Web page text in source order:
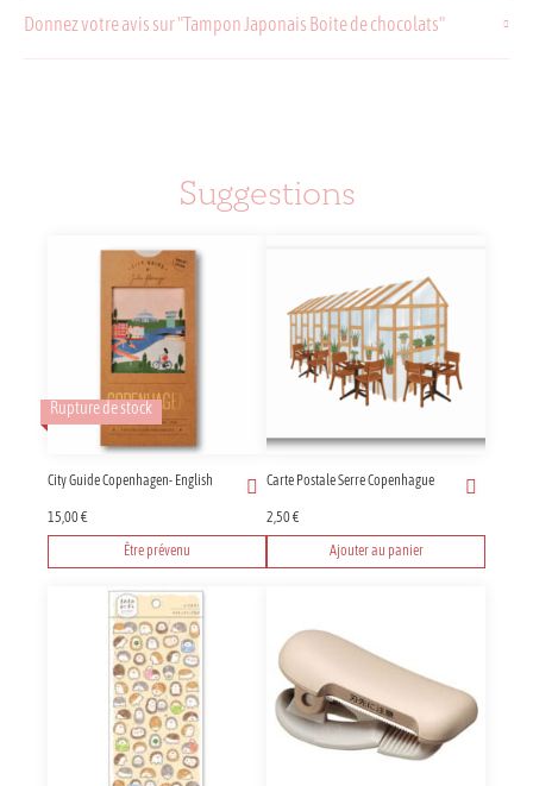
Donnez votre avis sur "Tampon Japonais Boite de chocolats"
Suggestions
Rupture de stock
City Guide Copenhagen- English
15,00€
Être prévenu
Carte Postale Serre Copenhague
2,50€
Ajouter au panier